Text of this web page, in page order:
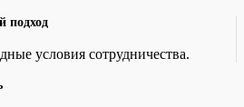
подход
условия сотрудничества.